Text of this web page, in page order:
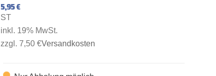
5,95 €
ST
inkl. 19% MwSt.
zzgl. 7,50 €Versandkosten